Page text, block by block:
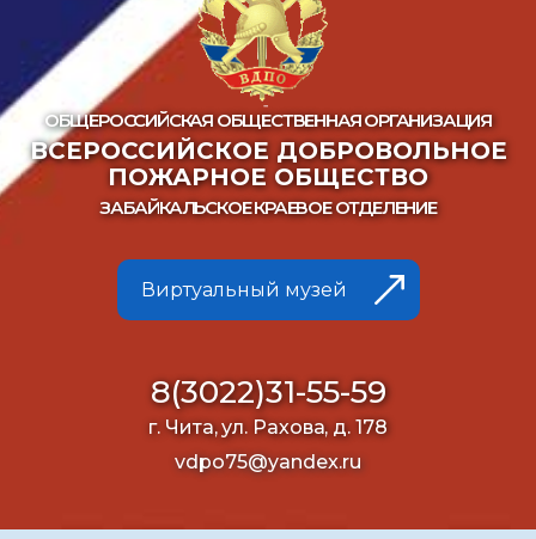
ОБЩЕРОССИЙСКАЯ ОБЩЕСТВЕННАЯ ОРГАНИЗАЦИЯ
ВСЕРОССИЙСКОЕ ДОБРОВОЛЬНОЕ
ПОЖАРНОЕ ОБЩЕСТВО
ЗАБАЙКАЛЬСКОЕ КРАЕВОЕ ОТДЕЛЕНИЕ
Виртуальный музей
8(3022)31-55-59
г. Чита, ул. Рахова, д. 178
vdpo75@yandex.ru